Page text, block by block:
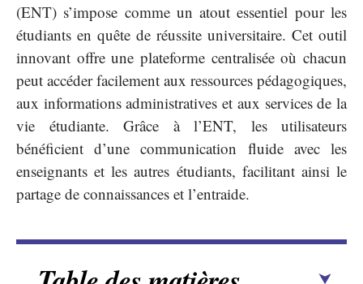
(ENT) s’impose comme un atout essentiel pour les
étudiants en quête de réussite universitaire. Cet outil
innovant offre une plateforme centralisée où chacun
peut accéder facilement aux ressources pédagogiques,
aux informations administratives et aux services de la
vie étudiante. Grâce à l’ENT, les utilisateurs
bénéficient d’une communication fluide avec les
enseignants et les autres étudiants, facilitant ainsi le
partage de connaissances et l’entraide.